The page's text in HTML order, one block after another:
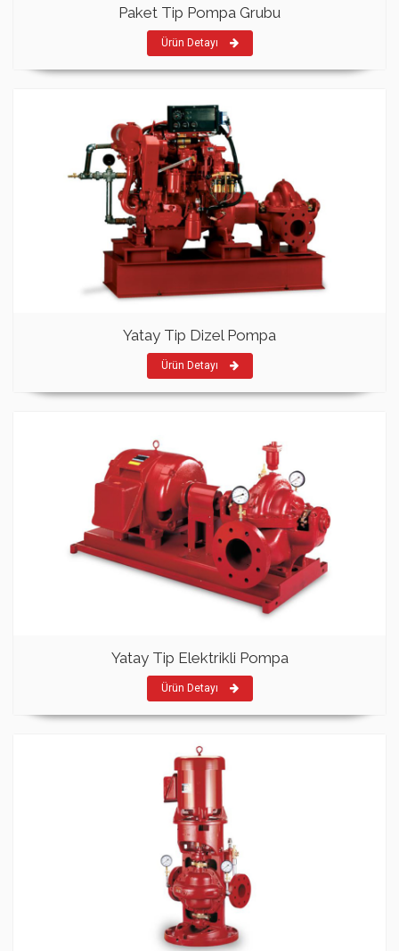
Paket Tip Pompa Grubu
Ürün Detayı
Yatay Tip Dizel Pompa
Ürün Detayı
Yatay Tip Elektrikli Pompa
Ürün Detayı